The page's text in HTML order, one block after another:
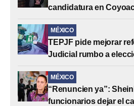
candidatura en
MÉXICO
TEPJF pide mejorar
Judicial rumbo a
MÉXICO
“Renuncien ya”:
funcionarios dejar el